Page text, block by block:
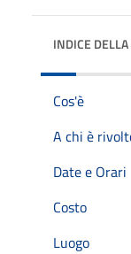
INDICE
Cos'è
A chi è
Date e Orari
Costo
Luogo